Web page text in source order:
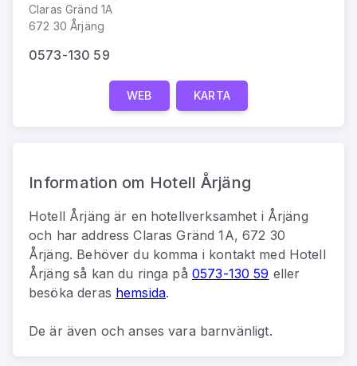
Claras Gränd 1A
672 30 Årjäng
0573-130 59
WEB KARTA
Information om Hotell Årjäng
Hotell Årjäng är en hotellverksamhet i Årjäng
och har addressClaras Gränd 1A, 672 30
Årjäng. Behöver du komma i kontakt med Hotell
Årjäng så kan du ringa på 0573-130 59 eller
besöka deras hemsida.
De är även och anses vara barnvänligt.